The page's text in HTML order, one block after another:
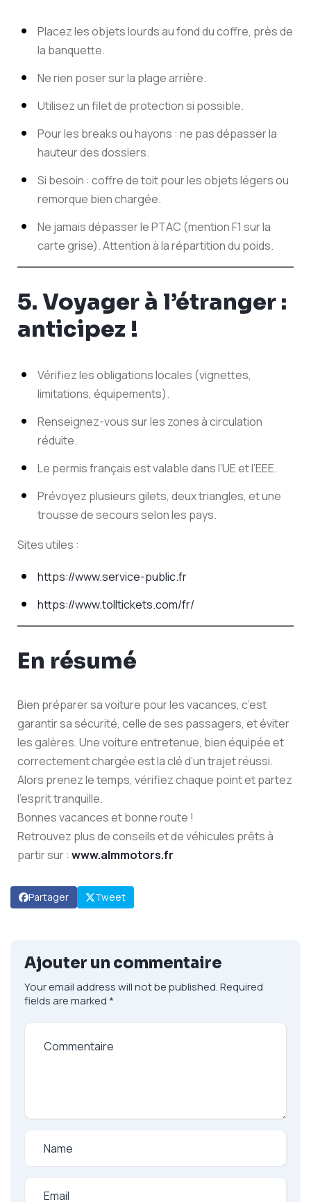
Placez les objets lourds au fond du coffre, près de
la banquette.
Ne rien poser sur la plage arrière.
Utilisez un filet de protection si possible.
Pour les breaks ou hayons : ne pas dépasser la
hauteur des dossiers.
Si besoin : coffre de toit pour les objets légers ou
remorque bien chargée.
Ne jamais dépasser le PTAC (mention F1 sur la
carte grise). Attention à la répartition du poids.
5. Voyager à l’étranger :
anticipez !
Vérifiez les obligations locales (vignettes,
limitations, équipements).
Renseignez-vous sur les zones à circulation
réduite.
Le permis français est valable dans l’UE et l’EEE.
Prévoyez plusieurs gilets, deux triangles, et une
trousse de secours selon les pays.
Sites utiles :
https://www.service-public.fr
https://www.tolltickets.com/fr/
En résumé
Bien préparer sa voiture pour les vacances, c’est
garantir sa sécurité, celle de ses passagers, et éviter
les galères. Une voiture entretenue, bien équipée et
correctement chargée est la clé d’un trajet réussi.
Alors prenez le temps, vérifiez chaque point et partez
l’esprit tranquille.
Bonnes vacances et bonne route !
Retrouvez plus de conseils et de véhicules prêts à
partir sur : www.almmotors.fr
Partager Tweet
Ajouter un commentaire
Your email address will not be published.Required
fields are marked *